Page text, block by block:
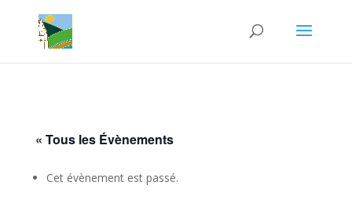
« Tous les Évènements
Cet évènement est passé.